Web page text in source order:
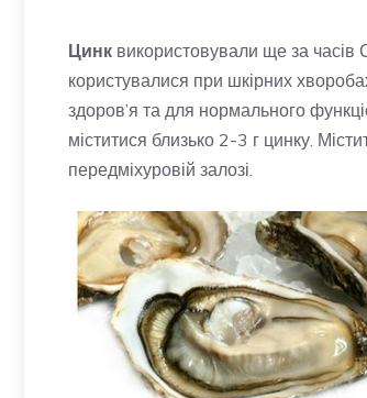
Цинк використовували ще за
користувалися при шкірних
здоров’я та для нормального
міститися близько 2-3 г цинку.
передміхуровій залозі.